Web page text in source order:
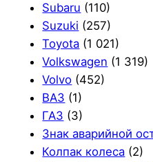
Subaru (110)
Suzuki (257)
Toyota (1 021)
Volkswagen (1 319)
Volvo (452)
ВАЗ (1)
ГАЗ (3)
Знак аварийной
Колпак колеса (2)